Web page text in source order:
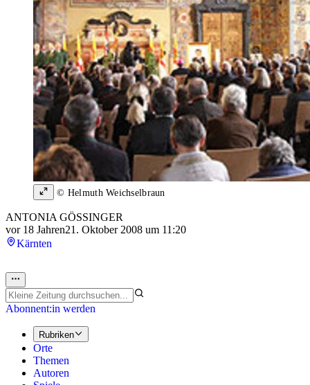
© Helmuth Weichselbraun
ANTONIA GÖSSINGER
vor 18 Jahren21. Oktober 2008 um 11:20
Kärnten
Abonnent:in werden
Rubriken
Orte
Themen
Autoren